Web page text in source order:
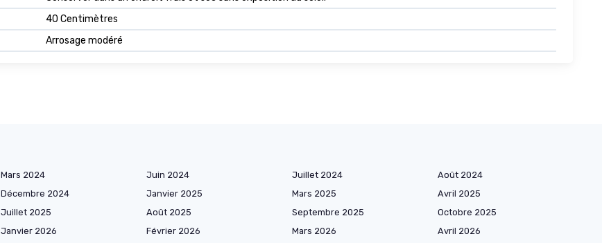
40 Centimètres
Arrosage modéré
Mars 2024 Juin 2024 Juillet 2024
Août 2024
Décembre 2024 Janvier 2025 Mars 2025
Avril 2025
Juillet 2025 Août 2025 Septembre 2025
Octobre 2025
Janvier 2026 Février 2026 Mars 2026
Avril 2026